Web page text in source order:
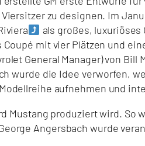
zu designen. Im
als großes,
mit vier Plätzen und
General Manager) von Bill
wurde die Idee verworfen,
aufnehmen und
Mustang produziert wird. So
Angersbach wurde